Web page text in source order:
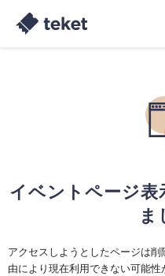
イベントページ表
ま
アクセスしようとしたページは
由により現在利用できない可能